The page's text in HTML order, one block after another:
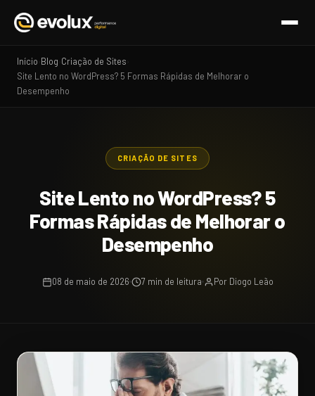
Início Blog Criação de Sites
Site Lento no WordPress? 5 Formas Rápidas de Melhorar o
Desempenho
CRIAÇÃO DE SITES
Site Lento no WordPress? 5
Formas Rápidas de Melhorar o
Desempenho
08 de maio de 2026 7 min de leitura Por Diogo Leão